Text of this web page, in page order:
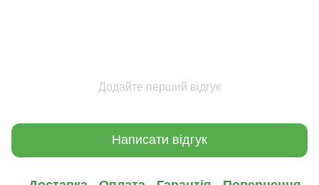
Додайте перший відгук
Написати відгук